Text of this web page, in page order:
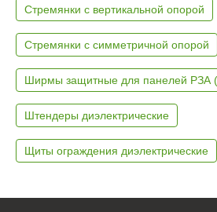
Стремянки с вертикальной опорой
Стремянки с симметричной опорой
Ширмы защитные для панелей РЗА
Штендеры диэлектрические
Щиты ограждения диэлектрические